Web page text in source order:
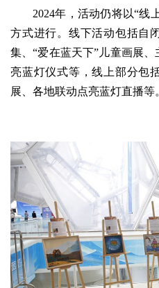
2024年，活动仍将以“线
方式进行。线下活动包括自
集、“爱在蓝天下”儿童画展
亮蓝灯仪式等，线上部分包
展、各地联动点亮蓝灯直播等